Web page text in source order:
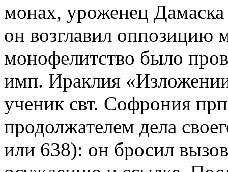
монах, уроженец
он возглавил оппозицию
монофелитство было
имп. Ираклия
ученик свт. Софрония
продолжателем дела
или 638): он бросил